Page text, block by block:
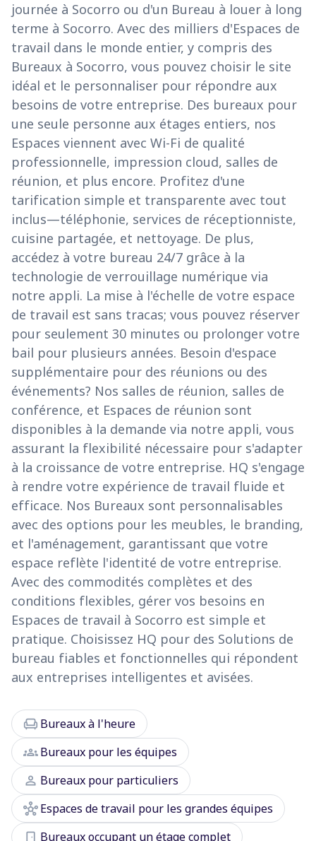
journée à Socorro ou d'un Bureau à louer à long
terme à Socorro. Avec des milliers d'Espaces de
travail dans le monde entier, y compris des
Bureaux à Socorro, vous pouvez choisir le site
idéal et le personnaliser pour répondre aux
besoins de votre entreprise. Des bureaux pour
une seule personne aux étages entiers, nos
Espaces viennent avec Wi-Fi de qualité
professionnelle, impression cloud, salles de
réunion, et plus encore. Profitez d'une
tarification simple et transparente avec tout
inclus—téléphonie, services de réceptionniste,
cuisine partagée, et nettoyage. De plus,
accédez à votre bureau 24/7 grâce à la
technologie de verrouillage numérique via
notre appli. La mise à l'échelle de votre espace
de travail est sans tracas; vous pouvez réserver
pour seulement 30 minutes ou prolonger votre
bail pour plusieurs années. Besoin d'espace
supplémentaire pour des réunions ou des
événements? Nos salles de réunion, salles de
conférence, et Espaces de réunion sont
disponibles à la demande via notre appli, vous
assurant la flexibilité nécessaire pour s'adapter
à la croissance de votre entreprise. HQ s'engage
à rendre votre expérience de travail fluide et
efficace. Nos Bureaux sont personnalisables
avec des options pour les meubles, le branding,
et l'aménagement, garantissant que votre
espace reflète l'identité de votre entreprise.
Avec des commodités complètes et des
conditions flexibles, gérer vos besoins en
Espaces de travail à Socorro est simple et
pratique. Choisissez HQ pour des Solutions de
bureau fiables et fonctionnelles qui répondent
aux entreprises intelligentes et avisées.
chair Bureaux à l'heure
groupsBureaux pour les équipes
person Bureaux pour particuliers
hubEspaces de travail pour les grandes équipes
door_front Bureaux occupant un étage complet